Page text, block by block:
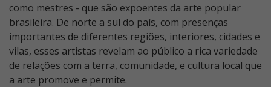
como mestres - que são expoentes da arte popular
brasileira. De norte a sul do país, com presenças
importantes de diferentes regiões, interiores, cidades e
vilas, esses artistas revelam ao público a rica variedade
de relações com a terra, comunidade, e cultura local que
a arte promove e permite.